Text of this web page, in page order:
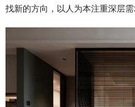
找新的方向，以人为本注重深层需